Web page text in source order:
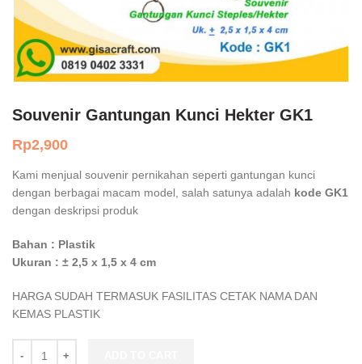
Souvenir Gantungan Kunci Hekter GK1
Rp2,900
Kami menjual souvenir pernikahan seperti gantungan kunci
dengan berbagai macam model, salah satunya adalah kode GK1
dengan deskripsi produk
Bahan : Plastik
Ukuran : ± 2,5 x 1,5 x 4 cm
HARGA SUDAH TERMASUK FASILITAS CETAK NAMA DAN
KEMAS PLASTIK